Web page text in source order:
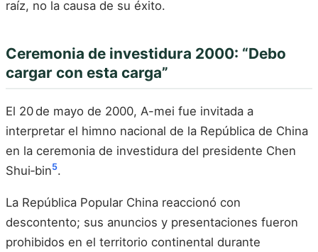
raíz, no la causa de su éxito.
Ceremonia de investidura 2000: “Debo
cargar con esta carga”
El 20 de mayo de 2000, A-mei fue invitada a
interpretar el himno nacional de la República de China
en la ceremonia de investidura del presidente Chen
Shui‑bin5.
La República Popular China reaccionó con
descontento; sus anuncios y presentaciones fueron
prohibidos en el territorio continental durante